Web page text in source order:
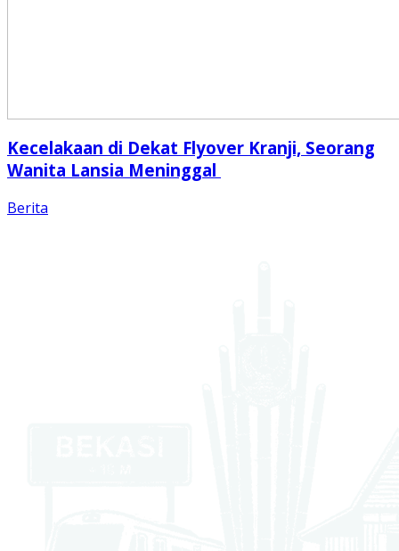
Kecelakaan di Dekat Flyover Kranji, Seorang
Wanita Lansia Meninggal
Berita